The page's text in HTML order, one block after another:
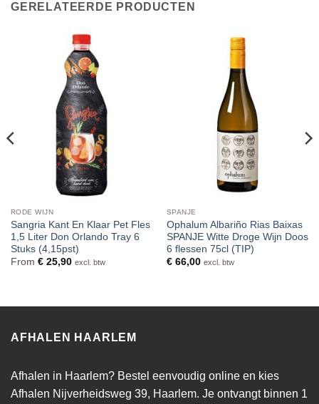
GERELATEERDE PRODUCTEN
RODE WIJN
Sangria Kant En Klaar Pet Fles
1,5 Liter Don Orlando Tray 6
Stuks (4,15pst)
From €25,90 excl. btw
SPANJE
Ophalum Albariño Rias Baixas
SPANJE Witte Droge Wijn Doos
6 flessen 75cl (TIP)
€66,00 excl. btw
AFHALEN HAARLEM
Afhalen in Haarlem? Bestel eenvoudig online en kies
Afhalen Nijverheidsweg 39, Haarlem. Je ontvangt binnen 1